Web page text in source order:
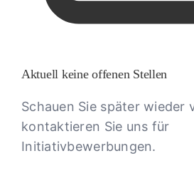
Aktuell keine offenen Stellen
Schauen Sie später wieder
kontaktieren Sie uns für
Initiativbewerbungen.